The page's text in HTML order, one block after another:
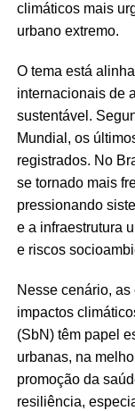
climáticos mais
urbano extremo.
O tema está
internacionais de
sustentável.
Mundial, os
registrados. No
se tornado mais
pressionando
e a infraestrutura
e riscos
Nesse cenário,
impactos
(SbN) têm papel
urbanas, na
promoção da
resiliência,